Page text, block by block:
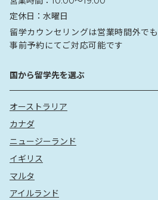
APCの姉妹校であるEUは、一般英
ケンブリッジ検定コースなど幅広
境が人気の学校です。
詳しく見る
定休日： 水曜日
留学カウンセリングは営業時間外でも
事前予約にてご対応可能です
国から留学先を選ぶ
オーストラリア
カナダ
ニュージーランド
イギリス
マルタ
アイルランド